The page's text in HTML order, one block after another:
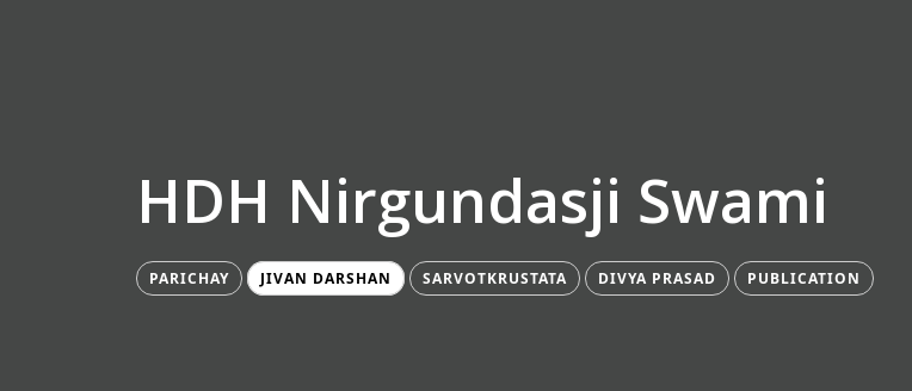
HDH Nirgundasji Swami
PARICHAY JIVAN DARSHAN SARVOTKRUSTATA DIVYA PRASAD PUBLICATION